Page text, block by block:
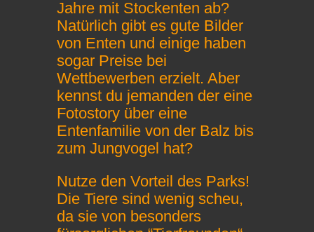
Jahre mit Stockenten ab?
Natürlich gibt es gute Bilder
von Enten und einige haben
sogar Preise bei
Wettbewerben erzielt. Aber
kennst du jemanden der eine
Fotostory über eine
Entenfamilie von der Balz bis
zum Jungvogel hat?
Nutze den Vorteil des Parks!
Die Tiere sind wenig scheu,
da sie von besonders